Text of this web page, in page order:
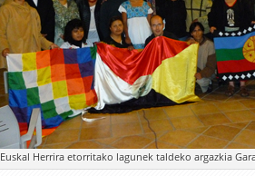
Euskal Herrira etorritako lagunek taldeko argazkia